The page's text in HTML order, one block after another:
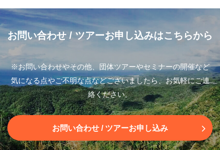
お問い合わせ / ツアーお申し込みはこちらから
※お問い合わせやその他、団体ツアーやセミナーの開催など
気になる点やご不明な点などございましたら、お気軽にご連
絡ください。
お問い合わせ / ツアーお申し込み